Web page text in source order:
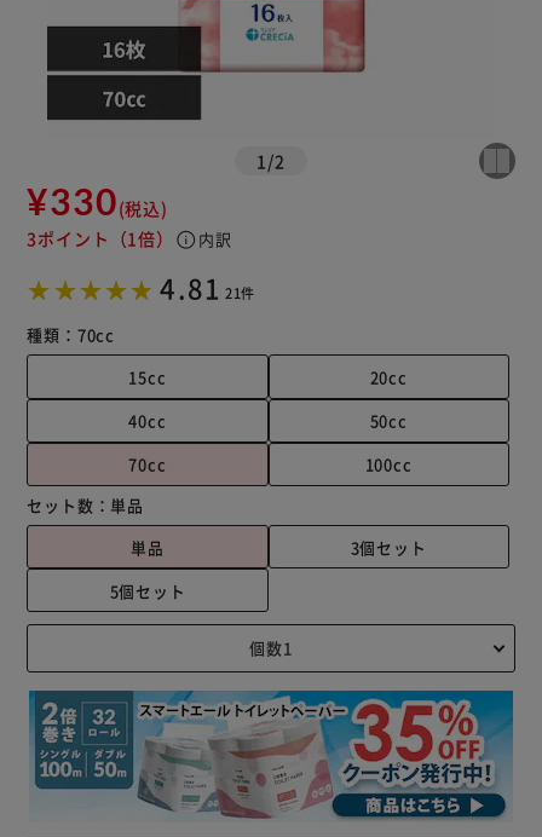
1 /2
¥330(税込)
3ポイント （1倍） info 内訳
4.81 21件
種類： 70cc
15cc
20cc
40cc
50cc
70cc
100cc
セット数： 単品
単品
3個セット
5個セット